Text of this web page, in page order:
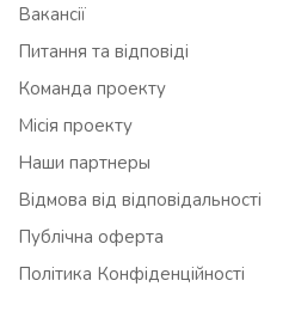
Вакансії
Питання та відповіді
Команда проекту
Місія проекту
Наши партнеры
Відмова від відповідальності
Публічна оферта
Політика Конфіденційності